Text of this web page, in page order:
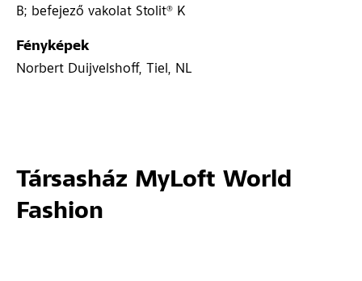
B; befejező vakolat Stolit® K
Fényképek
Norbert Duijvelshoff, Tiel, NL
Társasház MyLoft World
Fashion